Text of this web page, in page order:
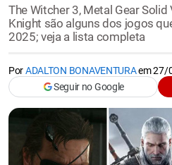
The Witcher 3, Metal Gear
Knight são alguns dos jogos
2025; veja a lista completa
PorADALTON BONAVENTURAem27/
Seguir no Google